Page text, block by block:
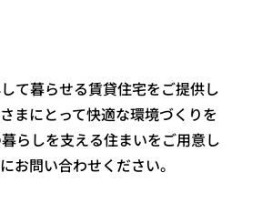
て暮らせる賃貸住宅をご提供し
まにとって快適な環境づくりを
らしを支える住まいをご用意し
お問い合わせください。